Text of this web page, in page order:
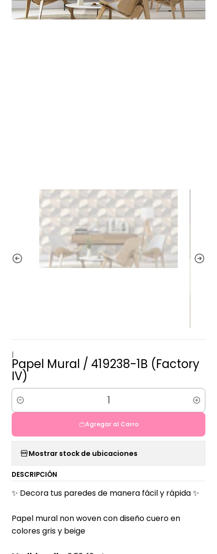
|
Papel Mural / 419238-1B (Factory
IV)
Cantidad
Agregar al Carro
Mostrar stock de ubicaciones
DESCRIPCIÓN
✨ Decora tus paredes de manera fácil y rápida ✨
Papel mural non woven con diseño cuero en
colores gris y beige